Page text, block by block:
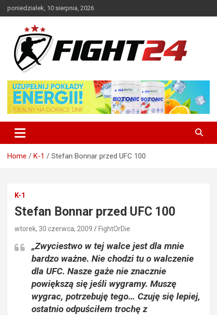
to
poniedziałek, 10 sierpnia, 2026
FIGHT24.PL – MMA i K-1, UFC
Home K-1 Stefan Bonnar przed UFC 100
K-1
Stefan Bonnar przed UFC 100
wtorek, 30 czerwca, 2009 FightOrDie
„Zwyciestwo w tej walce jest dla mnie
bardzo ważne. Nie chodzi tu o walczenie
dla UFC. Nasze gaże nie znacznie
powiększą się jeśli wygramy. Muszę
wygrac, potrzebuję tego… Czuję się lepiej,
ostatnio odpuściłem trochę z